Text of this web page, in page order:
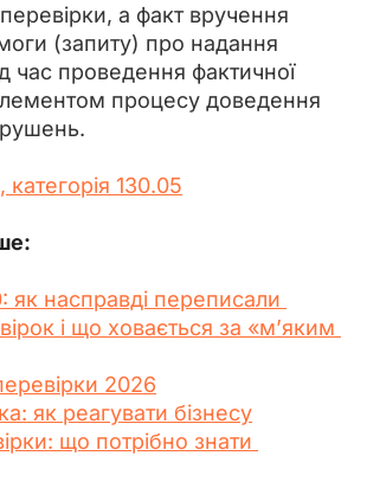
а факт вручення
(запиту) про надання
час проведення фактичної
процесу доведення
категорія 130.05
насправді переписали
і що ховається за «м’яким
2026
як реагувати бізнесу
що потрібно знати